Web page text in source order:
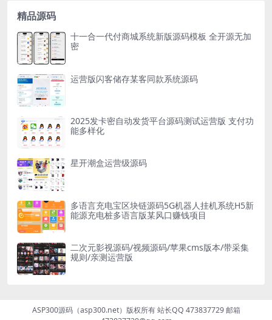
精品源码
十一合一代付商城系统新版源码模板 全开源无加
密
运营版闪客储存某客同款系统源码
2025发卡密自动发货平台源码测试运营版 支付功
能多样化
星开潮盒运营级源码
多语言充电宝区块链源码5G机器人挂机系统H5新
能源充电桩多语言版某风口赚钱项目
二次元影视源码/视频源码/苹果cms版本/带采集
规则/亲测运营版
ASP300源码（asp300.net）版权所有 站长QQ 473837729 邮箱